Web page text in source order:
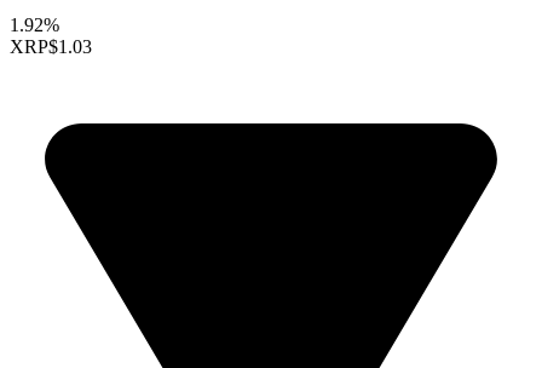
1.92%
XRP$1.03